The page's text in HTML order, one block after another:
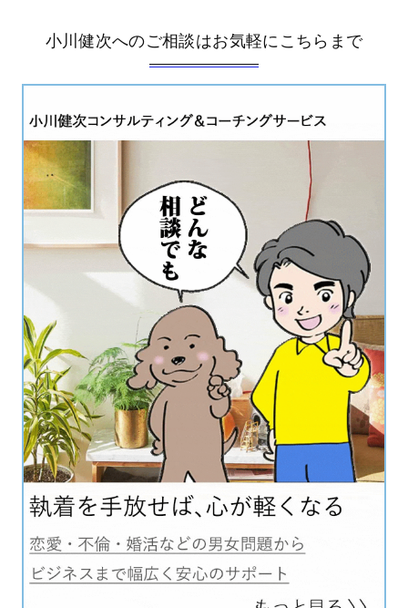
小川健次へのご相談はお気軽にこちらまで